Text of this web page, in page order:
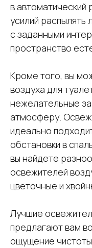
в автоматический
усилий распылять
с заданными
пространство
Кроме того, вы
воздуха для
нежелательные
атмосферу.
идеально
обстановки в
вы найдете
освежителей
цветочные и
Лучшие
предлагают вам
ощущение